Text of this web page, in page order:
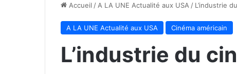
Accueil / A LA UNE Actualité aux USA / L’industrie
A LA UNE Actualité aux USA Cinéma américain
L’industrie du